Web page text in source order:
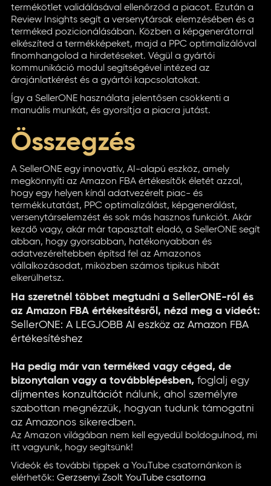
termékötlet validálásával ellenőrzöd a piacot. Ezután a
Review Insights segít a versenytársak elemzésében és a
terméked pozicionálásában. Közben a képgenerátorral
elkészíted a termékképeket, majd a PPC optimalizálóval
finomhangolod a hirdetéseket. Végül a gyártói
kommunikáció modul segítségével intézed az
árajánlatkérést és a gyártói kapcsolatokat.
Így a SellerONE használata jelentősen csökkenti a
manuális munkát, és gyorsítja a piacra jutást.
Összegzés
A SellerONE egy innovatív, AI-alapú eszköz, amely
megkönnyíti az Amazon FBA értékesítők életét azzal,
hogy egy helyen kínál adatvezérelt piac- és
termékkutatást, PPC optimalizálást, képgenerálást,
versenytárselemzést és sok más hasznos funkciót. Akár
kezdő vagy, akár már tapasztalt eladó, a SellerONE segít
abban, hogy gyorsabban, hatékonyabban és
adatvezéreltebben építsd fel az Amazonos
vállalkozásodat, miközben számos tipikus hibát
elkerülhetsz.
Ha szeretnél többet megtudni a SellerONE-ról és
az Amazon FBA értékesítésről, nézd meg a videót:
SellerONE: A LEGJOBB AI eszköz az Amazon FBA
értékesítéshez
Ha pedig már van terméked vagy céged, de
bizonytalan vagy a továbblépésben, foglalj egy
díjmentes konzultációt nálunk, ahol személyre
szabottan megnézzük, hogyan tudunk támogatni
az Amazonos sikeredben.
Az Amazon világában nem kell egyedül boldogulnod, mi
itt vagyunk, hogy segítsünk!
Videók és további tippek a YouTube csatornánkon is
elérhetők: Gerzsenyi Zsolt YouTube csatorna